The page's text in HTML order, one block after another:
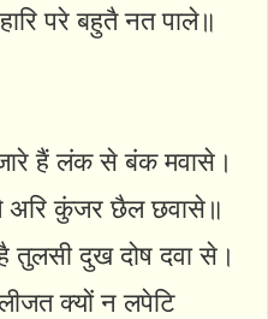
परे बहुतै नत पाले॥
हैं लंक से बंक मवासे।
अरि कुंजर छैल छवासे॥
तुलसी दुख दोष दवा से।
क्यों न लपेटि